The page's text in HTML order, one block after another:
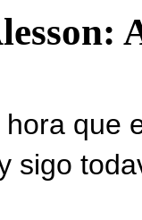
que
sigo